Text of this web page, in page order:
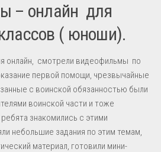
– онлайн для
( юноши).
онлайн, смотрели видеофильмы по
первой помощи, чрезвычайные
с воинской обязанностью были
воинской части и тоже
знакомились с этими
небольшие задания по этим темам,
материал, готовили мини-